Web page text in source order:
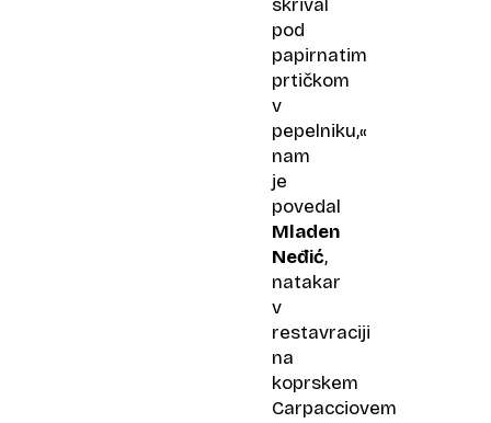
skrival
pod
papirnatim
prtičkom
v
pepelniku,«
nam
je
povedal
Mladen
Neđić,
natakar
v
restavraciji
na
koprskem
Carpacciovem